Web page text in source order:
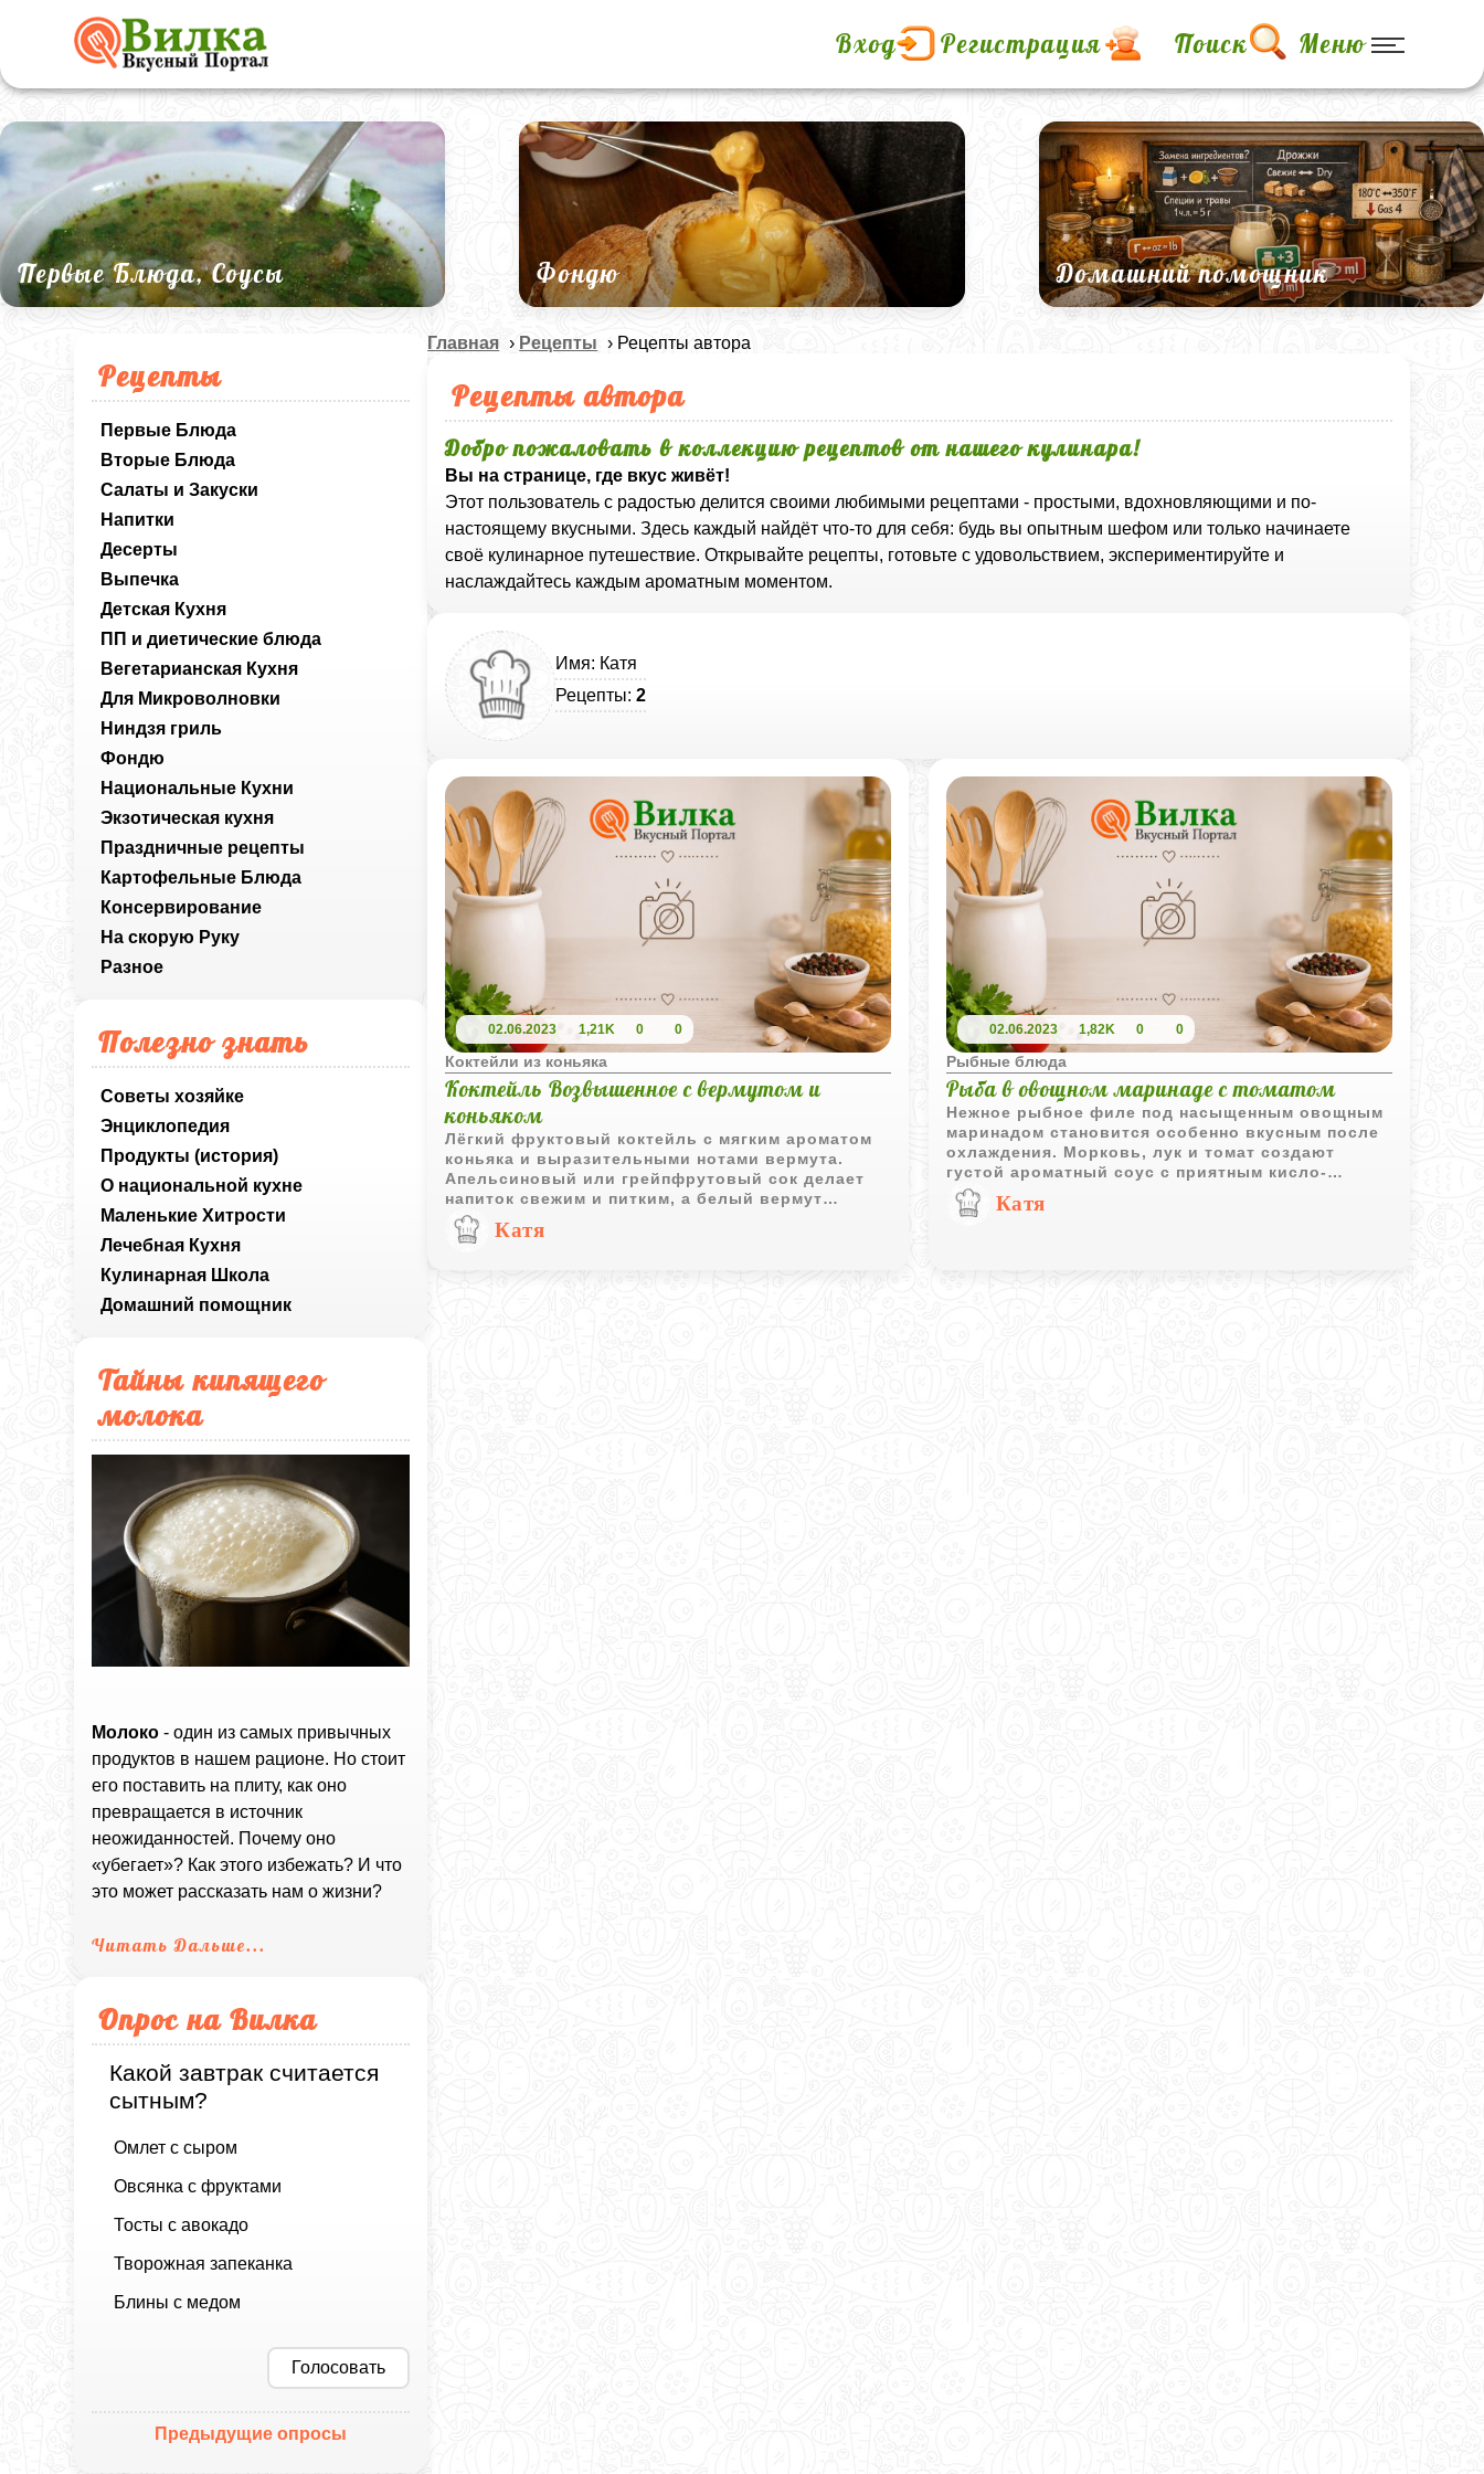
Вход Регистрация Поиск Меню
Первые Блюда, Соусы Фондю Домашний помощник
Рецепты
Первые Блюда
Вторые Блюда
Салаты и Закуски
Напитки
Десерты
Выпечка
Детская Кухня
ПП и диетические блюда
Вегетарианская Кухня
Для Микроволновки
Ниндзя гриль
Фондю
Национальные Кухни
Экзотическая кухня
Праздничные рецепты
Картофельные Блюда
Консервирование
На скорую Руку
Разное
Полезно знать
Советы хозяйке
Энциклопедия
Продукты (история)
О национальной кухне
Маленькие Хитрости
Лечебная Кухня
Кулинарная Школа
Домашний помощник
Тайны кипящего
молока
Молоко - один из самых привычных
продуктов в нашем рационе. Но стоит
его поставить на плиту, как оно
превращается в источник
неожиданностей. Почему оно
«убегает»? Как этого избежать? И что
это может рассказать нам о жизни?
Читать Дальше...
Опрос на Вилка
Какой завтрак считается
сытным?
Омлет с сыром
Овсянка с фруктами
Тосты с авокадо
Творожная запеканка
Блины с медом
Голосовать
Предыдущие опросы
Главная › Рецепты › Рецепты автора
Рецепты автора
Добро пожаловать в коллекцию рецептов от нашего кулинара!
Вы на странице, где вкус живёт!
Этот пользователь с радостью делится своими любимыми рецептами - простыми, вдохновляющими и по-
настоящему вкусными. Здесь каждый найдёт что-то для себя: будь вы опытным шефом или только начинаете
своё кулинарное путешествие. Открывайте рецепты, готовьте с удовольствием, экспериментируйте и
наслаждайтесь каждым ароматным моментом.
Имя: Катя
Рецепты:2
02.06.2023 1,21K 0 0
Коктейли из коньяка
Коктейль Возвышенное с вермутом и
коньяком
Лёгкий фруктовый коктейль с мягким ароматом
коньяка и выразительными нотами вермута.
Апельсиновый или грейпфрутовый сок делает
напиток свежим и питким, а белый вермут
придаёт ему более утончённый вкус и красивый
оттенок.Катя
02.06.2023 1,82K 0 0
Рыбные блюда
Рыба в овощном маринаде с томатом
Нежное рыбное филе под насыщенным овощным
маринадом становится особенно вкусным после
охлаждения. Морковь, лук и томат создают
густой ароматный соус с приятным кисло-
сладким вкусом.
Катя